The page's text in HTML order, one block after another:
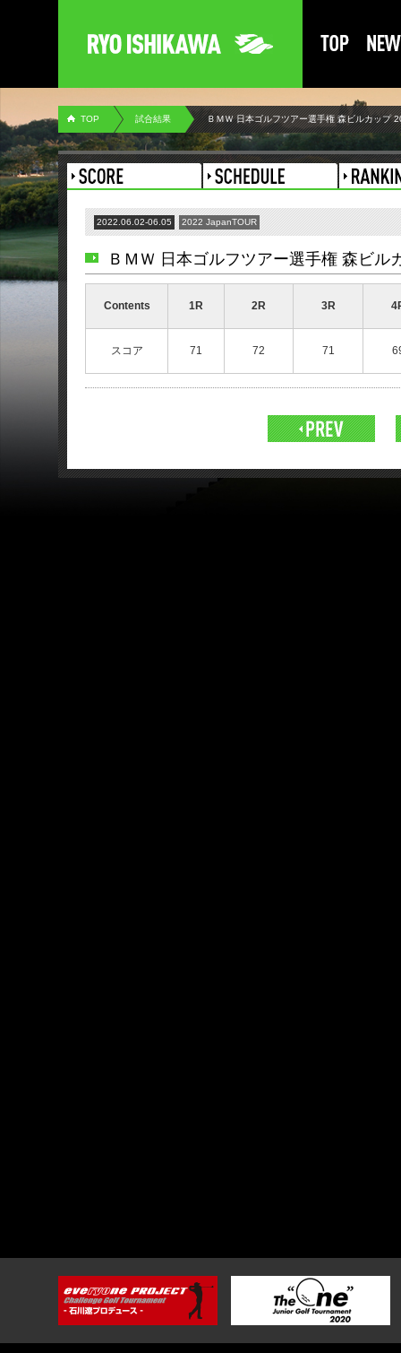
TOP 試合結果 ＢＭＷ 日本ゴルフツアー選手権 森ビルカップ
2022.06.02-06.05 2022 JapanTOUR
ＢＭＷ 日本ゴルフツアー選手権 森ビル
Contents 1R 2R 3R
スコア 71 72 71